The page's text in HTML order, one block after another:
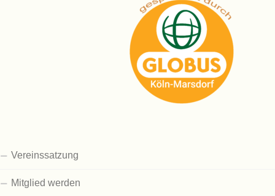
Vereinssatzung
Mitglied werden